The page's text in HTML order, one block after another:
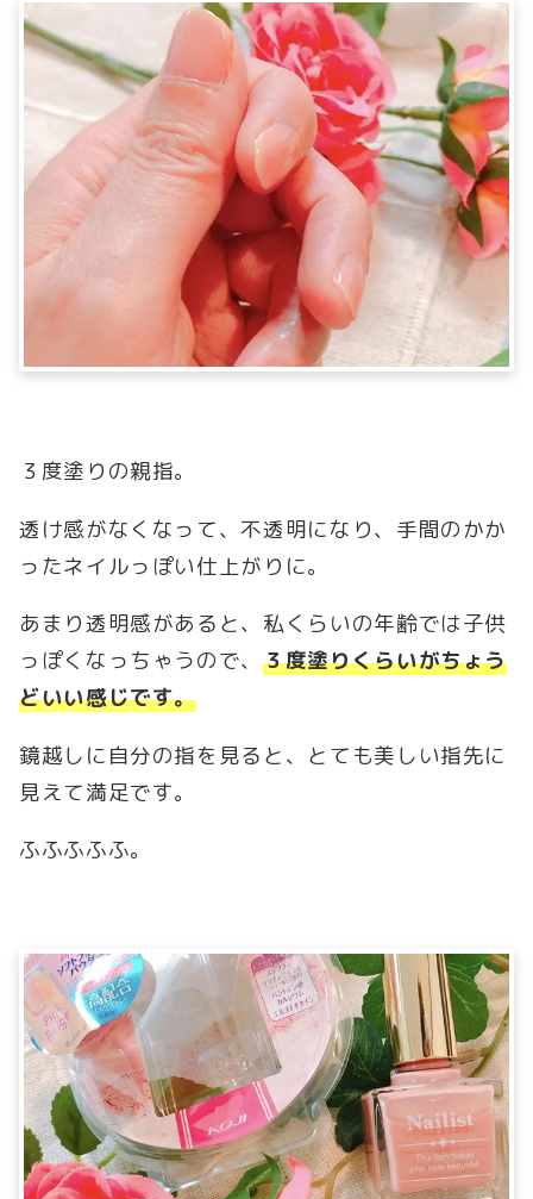
３度塗りの親指。
透け感がなくなって、不透明になり、手間のかか
ったネイルっぽい仕上がりに。
あまり透明感があると、私くらいの年齢では子供
っぽくなっちゃうので、３度塗りくらいがちょう
どいい感じです。
鏡越しに自分の指を見ると、とても美しい指先に
見えて満足です。
ふふふふふ。